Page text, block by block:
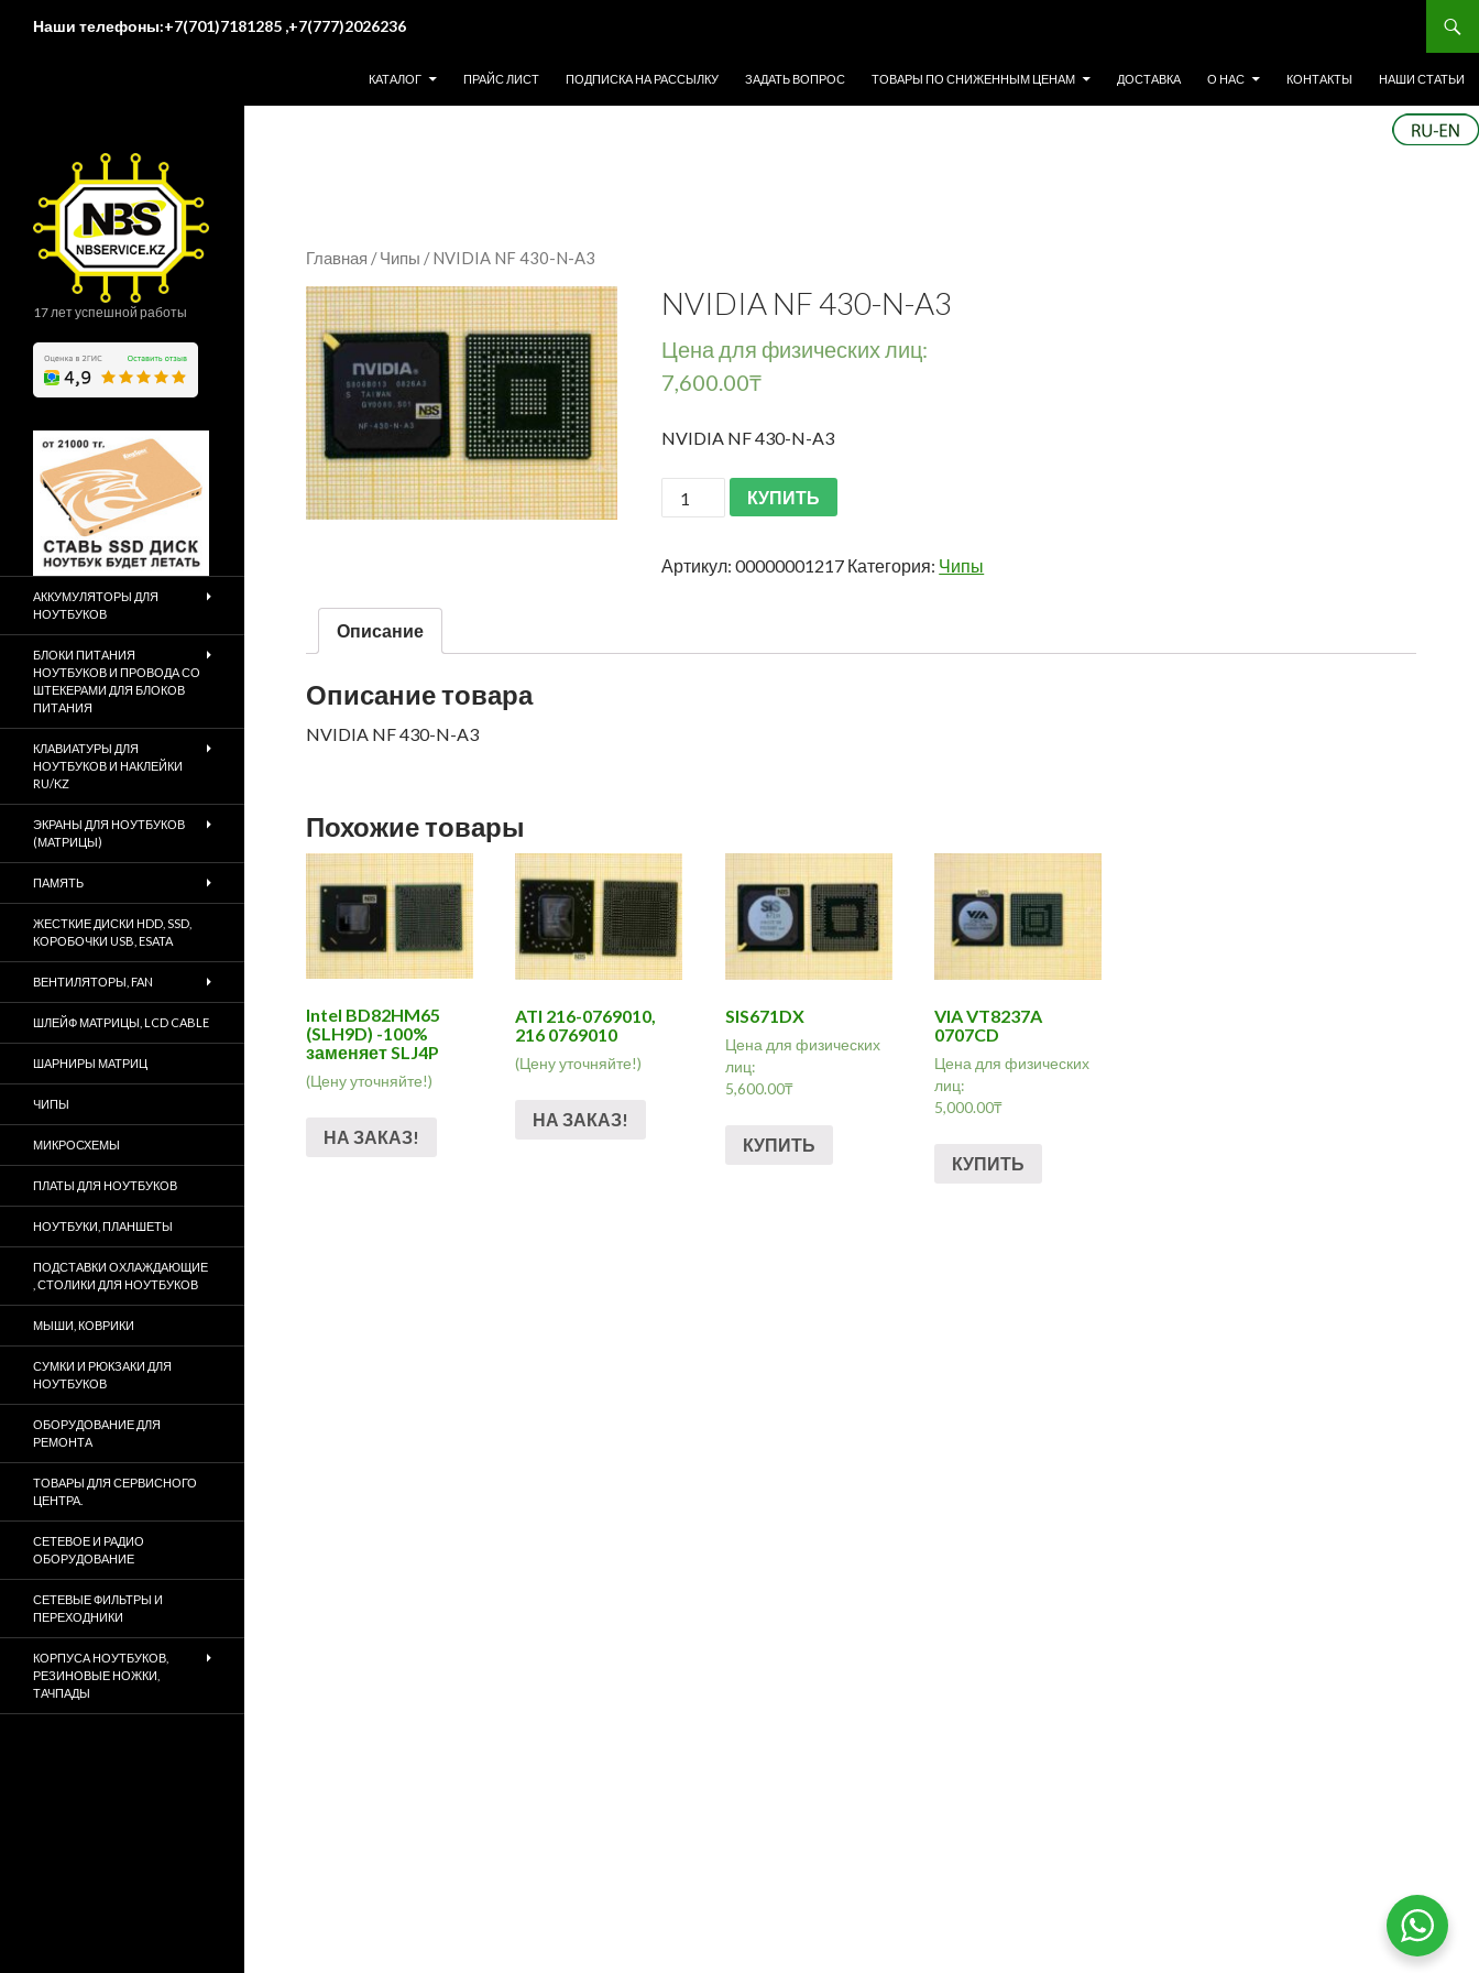
Наши телефоны:+7(701)7181285 ,+7(777)2026236
КАТАЛОГ
ПРАЙС ЛИСТ ПОДПИСКА НА РАССЫЛКУ ЗАДАТЬ ВОПРОС ТОВАРЫ ПО СНИЖЕННЫМ ЦЕНАМ ДОСТАВКА О НАС КОНТАКТЫ НАШИ СТАТЬИ
Главная /Чипы / NVIDIA NF 430-N-A3
NVIDIA NF 430-N-A3
Цена для физических лиц:
7,600.00₸
NVIDIA NF 430-N-A3
КУПИТЬ
Артикул:00000001217 Категория: Чипы
Описание
Описание товара
NVIDIA NF 430-N-A3
Похожие товары
Intel BD82HM65
(SLH9D) -100%
заменяет SLJ4P
(Цену уточняйте!)
НА ЗАКАЗ!
ATI 216-0769010,
216 0769010
(Цену уточняйте!)
НА ЗАКАЗ!
SIS671DX
Цена для физических
лиц:
5,600.00₸
КУПИТЬ
VIA VT8237A
0707CD
Цена для физических
лиц:
5,000.00₸
КУПИТЬ
17 лет успешной работы
АККУМУЛЯТОРЫ ДЛЯ
НОУТБУКОВ
БЛОКИ ПИТАНИЯ
НОУТБУКОВ И ПРОВОДА СО
ШТЕКЕРАМИ ДЛЯ БЛОКОВ
ПИТАНИЯ
КЛАВИАТУРЫ ДЛЯ
НОУТБУКОВ И НАКЛЕЙКИ
RU/KZ
ЭКРАНЫ ДЛЯ НОУТБУКОВ
(МАТРИЦЫ)
ПАМЯТЬ
ЖЕСТКИЕ ДИСКИ HDD, SSD,
КОРОБОЧКИ USB, ESATA
ВЕНТИЛЯТОРЫ, FAN
ШЛЕЙФ МАТРИЦЫ, LCD CABLE
ШАРНИРЫ МАТРИЦ
ЧИПЫ
МИКРОСХЕМЫ
ПЛАТЫ ДЛЯ НОУТБУКОВ
НОУТБУКИ, ПЛАНШЕТЫ
ПОДСТАВКИ ОХЛАЖДАЮЩИЕ
, СТОЛИКИ ДЛЯ НОУТБУКОВ
МЫШИ, КОВРИКИ
СУМКИ И РЮКЗАКИ ДЛЯ
НОУТБУКОВ
ОБОРУДОВАНИЕ ДЛЯ
РЕМОНТА
ТОВАРЫ ДЛЯ СЕРВИСНОГО
ЦЕНТРА.
СЕТЕВОЕ И РАДИО
ОБОРУДОВАНИЕ
СЕТЕВЫЕ ФИЛЬТРЫ И
ПЕРЕХОДНИКИ
КОРПУСА НОУТБУКОВ,
РЕЗИНОВЫЕ НОЖКИ,
ТАЧПАДЫ